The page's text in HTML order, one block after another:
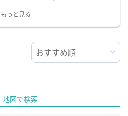
もっと見る
地図で検索